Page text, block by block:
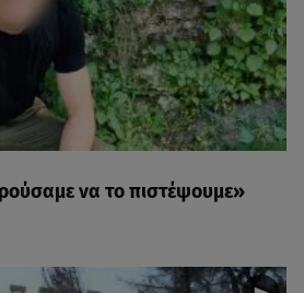
να το πιστέψουμε»